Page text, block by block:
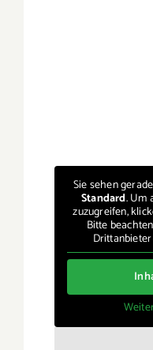
Sie sehen
Standard. Um
zuzugreifen,
Bitte